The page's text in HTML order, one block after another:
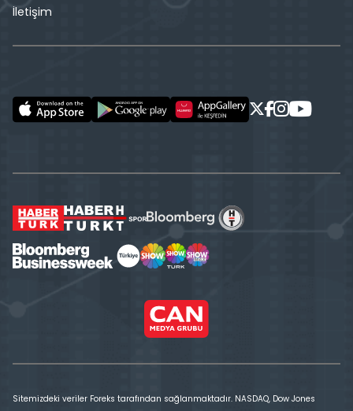
İletişim
Sitemizdeki veriler Foreks tarafından sağlanmaktadır. NASDAQ, Dow Jones